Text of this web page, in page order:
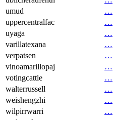
umud
…
uppercentralfac
…
uyaga
…
varillatexana
…
verpatsen
…
vinoamarillopaj
…
votingcattle
…
walterrussell
…
weishengzhi
…
wilpirrwarri
…